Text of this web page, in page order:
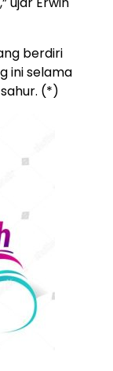
berdiri
ini selama
(*)